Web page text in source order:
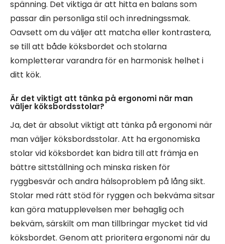
spänning. Det viktiga är att hitta en balans som
passar din personliga stil och inredningssmak.
Oavsett om du väljer att matcha eller kontrastera,
se till att både köksbordet och stolarna
kompletterar varandra för en harmonisk helhet i
ditt kök.
Är det viktigt att tänka på ergonomi när man
väljer köksbordsstolar?
Ja, det är absolut viktigt att tänka på ergonomi när
man väljer köksbordsstolar. Att ha ergonomiska
stolar vid köksbordet kan bidra till att främja en
bättre sittställning och minska risken för
ryggbesvär och andra hälsoproblem på lång sikt.
Stolar med rätt stöd för ryggen och bekväma sitsar
kan göra matupplevelsen mer behaglig och
bekväm, särskilt om man tillbringar mycket tid vid
köksbordet. Genom att prioritera ergonomi när du